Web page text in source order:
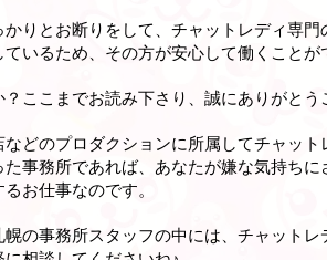
かりとお断りをして、チャットレディ専
いるため、その方が安心して働くことが
ここまでお読み下さり、誠にありがとう
どのプロダクションに所属してチャッ
た事務所であれば、あなたが嫌な気持ち
お仕事なのです。
幌の事務所スタッフの中には、チャット